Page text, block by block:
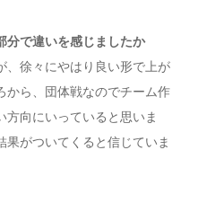
で違いを感じましたか
、徐々にやはり良い形で上が
から、団体戦なのでチーム作
方向にいっていると思いま
がついてくると信じていま